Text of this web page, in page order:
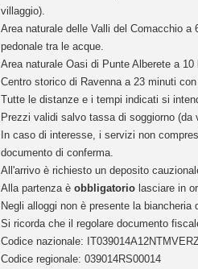
villaggio).
Area naturale delle Valli del Comacchio
pedonale tra le acque.
Area naturale Oasi di Punte Alberete a
Centro storico di Ravenna a 23 minuti
Tutte le distanze e i tempi indicati si
Prezzi validi salvo tassa di soggiorno
In caso di interesse, i servizi non
documento di conferma.
All'arrivo è richiesto un deposito
Alla partenza è obbligatorio lasciare in
Negli alloggi non è presente la biancheria
Si ricorda che il regolare documento
Codice nazionale:
Codice regionale: 039014RS00014